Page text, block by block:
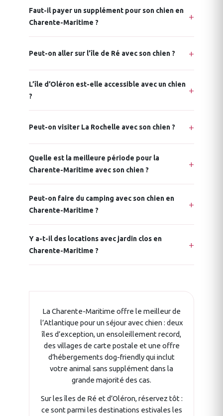
Faut-il payer un supplément pour son chien en
Charente-Maritime ?
Peut-on aller sur l’île de Ré avec son chien ?
L’île d’Oléron est-elle accessible avec un chien
?
Peut-on visiter La Rochelle avec son chien ?
Quelle est la meilleure période pour la
Charente-Maritime avec son chien ?
Peut-on faire du camping avec son chien en
Charente-Maritime ?
Y a-t-il des locations avec jardin clos en
Charente-Maritime ?
La Charente-Maritime offre le meilleur de
l’Atlantique pour un séjour avec chien : deux
îles d’exception, un ensoleillement record,
des villages de carte postale et une offre
d’hébergements dog-friendly qui inclut
votre animal sans supplément dans la
grande majorité des cas.
Sur les îles de Ré et d’Oléron, réservez tôt :
ce sont parmi les destinations estivales les